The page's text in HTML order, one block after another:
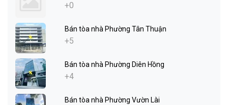
+0
Bán tòa nhà Phường Tân Thuận
+5
Bán tòa nhà Phường Diên Hồng
+4
Bán tòa nhà Phường Vườn Lài